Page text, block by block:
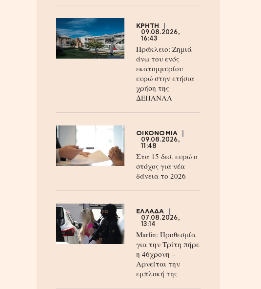
ΚΡΗΤΗ
09.08.2026,
16:43
Ηράκλειο: Ζημιά
άνω του ενός
εκατομμυρίου
ευρώ στην ετήσια
χρήση της
ΔΕΠΑΝΑΛ
ΟΙΚΟΝΟΜΙΑ
09.08.2026,
11:48
Στα 15 δισ. ευρώ ο
στόχος για νέα
δάνεια το 2026
ΕΛΛΑΔΑ
07.08.2026,
13:14
Marfin: Προθεσμία
για την Τρίτη πήρε
η 46χρονη –
Aρνείται την
εμπλοκή της